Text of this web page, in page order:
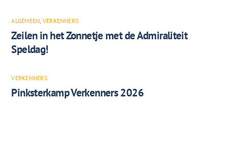
ALGEMEEN, VERKENNERS
Zeilen in het Zonnetje met de Admiraliteit
Speldag!
VERKENNERS
Pinksterkamp Verkenners 2026